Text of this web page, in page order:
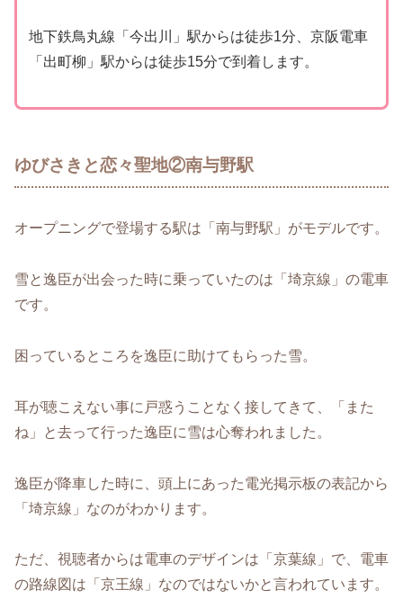
地下鉄鳥丸線「今出川」駅からは徒歩1分、京阪電車
「出町柳」駅からは徒歩15分で到着します。
ゆびさきと恋々聖地②南与野駅
オープニングで登場する駅は「南与野駅」がモデルです。
雪と逸臣が出会った時に乗っていたのは「埼京線」の電車
です。
困っているところを逸臣に助けてもらった雪。
耳が聴こえない事に戸惑うことなく接してきて、「また
ね」と去って行った逸臣に雪は心奪われました。
逸臣が降車した時に、頭上にあった電光掲示板の表記から
「埼京線」なのがわかります。
ただ、視聴者からは電車のデザインは「京葉線」で、電車
の路線図は「京王線」なのではないかと言われています。